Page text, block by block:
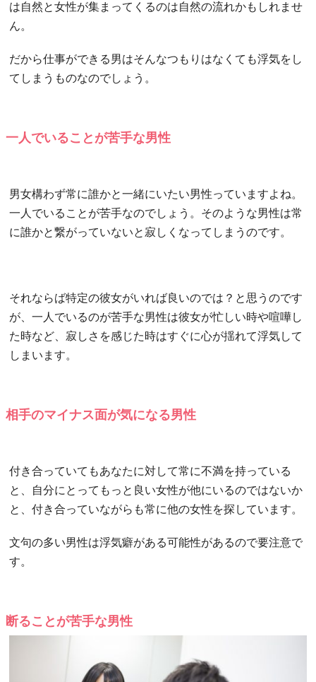
は自然と女性が集まってくるのは自然の流れかもしれませ
ん。
だから仕事ができる男はそんなつもりはなくても浮気をし
てしまうものなのでしょう。
一人でいることが苦手な男性
男女構わず常に誰かと一緒にいたい男性っていますよね。
一人でいることが苦手なのでしょう。そのような男性は常
に誰かと繋がっていないと寂しくなってしまうのです。
それならば特定の彼女がいれば良いのでは？と思うのです
が、一人でいるのが苦手な男性は彼女が忙しい時や喧嘩し
た時など、寂しさを感じた時はすぐに心が揺れて浮気して
しまいます。
相手のマイナス面が気になる男性
付き合っていてもあなたに対して常に不満を持っている
と、自分にとってもっと良い女性が他にいるのではないか
と、付き合っていながらも常に他の女性を探しています。
文句の多い男性は浮気癖がある可能性があるので要注意で
す。
断ることが苦手な男性